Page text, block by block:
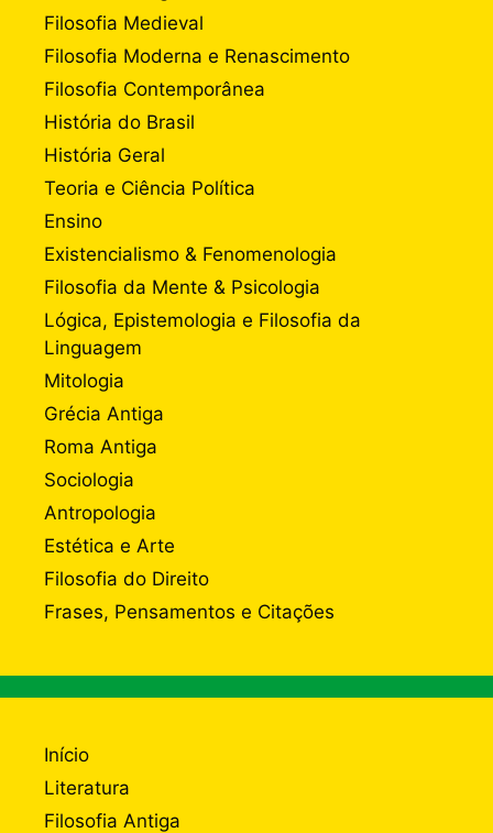
Filosofia Medieval
Filosofia Moderna e Renascimento
Filosofia Contemporânea
História do Brasil
História Geral
Teoria e Ciência Política
Ensino
Existencialismo & Fenomenologia
Filosofia da Mente & Psicologia
Lógica, Epistemologia e Filosofia da
Linguagem
Mitologia
Grécia Antiga
Roma Antiga
Sociologia
Antropologia
Estética e Arte
Filosofia do Direito
Frases, Pensamentos e Citações
Início
Literatura
Filosofia Antiga